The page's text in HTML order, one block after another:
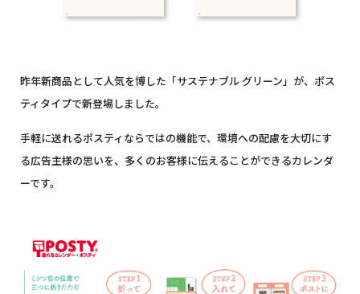
昨年新商品として人気を博した「サステナブル グリーン」が、ポス
ティタイプで新登場しました。
手軽に送れるポスティならではの機能で、環境への配慮を大切にす
る広告主様の思いを、多くのお客様に伝えることができるカレンダ
ーです。